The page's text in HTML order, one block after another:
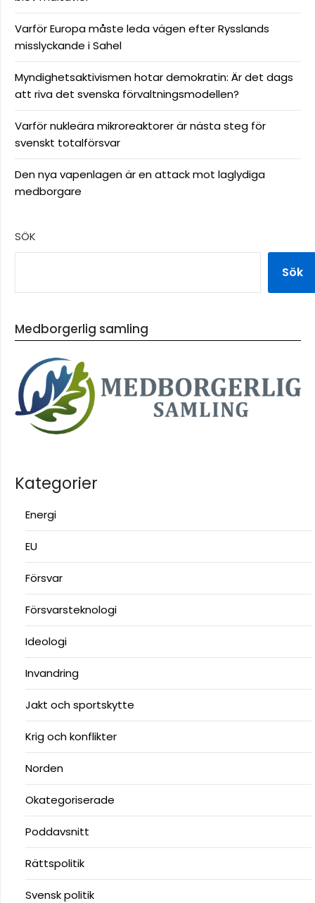
Varför Europa måste leda vägen efter Rysslands
misslyckande i Sahel
Myndighetsaktivismen hotar demokratin: Är det dags
att riva det svenska förvaltningsmodellen?
Varför nukleära mikroreaktorer är nästa steg för
svenskt totalförsvar
Den nya vapenlagen är en attack mot laglydiga
medborgare
SÖK
Sök
Medborgerlig samling
Kategorier
Energi
EU
Försvar
Försvarsteknologi
Ideologi
Invandring
Jakt och sportskytte
Krig och konflikter
Norden
Okategoriserade
Poddavsnitt
Rättspolitik
Svensk politik